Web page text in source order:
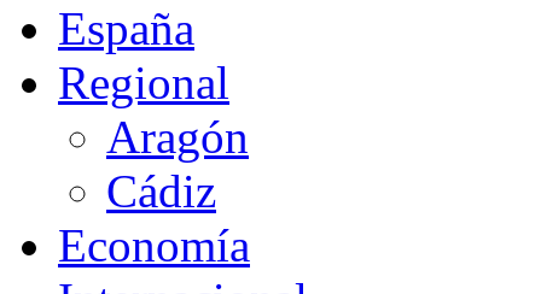
España
Regional
Aragón
Cádiz
Economía